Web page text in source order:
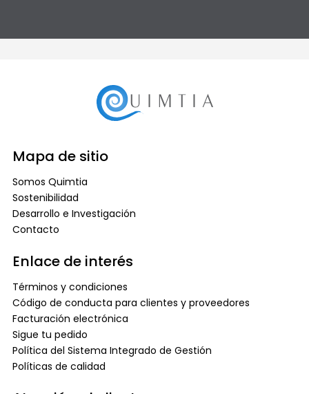
Mapa de sitio
Somos Quimtia
Sostenibilidad
Desarrollo e Investigación
Contacto
Enlace de interés
Términos y condiciones
Código de conducta para clientes y proveedores
Facturación electrónica
Sigue tu pedido
Política del Sistema Integrado de Gestión
Políticas de calidad